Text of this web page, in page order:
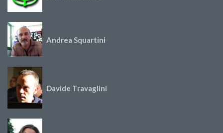
Andrea Squartini
Davide Travaglini